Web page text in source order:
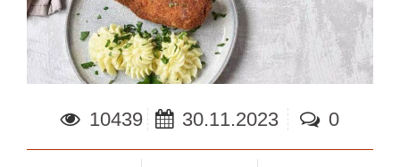
10439 30.11.2023 0